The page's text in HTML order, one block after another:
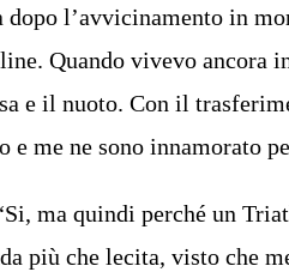
dopo l’avvicinamento in
Quando vivevo ancora
e il nuoto. Con il
me ne sono innamorato
ma quindi perché un
più che lecita, visto che